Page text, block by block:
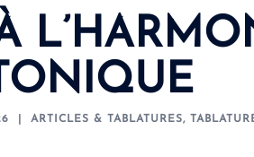
ARTICLES & TABLATURES,